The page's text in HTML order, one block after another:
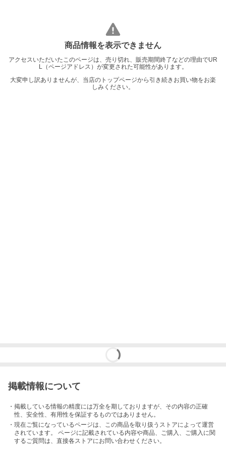
商品情報を表示できません
アクセスいただいたこのページは、売り切れ、販売期間終了などの理由でUR
L（ページアドレス）が変更された可能性があります。
大変申し訳ありませんが、当店のトップページから引き続きお買い物をお楽
しみください。
掲載情報について
・掲載している情報の精度には万全を期しておりますが、その内容の正確
性、安全性、有用性を保証するものではありません。
・現在ご覧になっているページは、この商品を取り扱うストアによって運営
されています。 ページに記載されている内容や商品、ご購入 、ご購入に関
するご質問は、直接各ストアにお問い合わせください。